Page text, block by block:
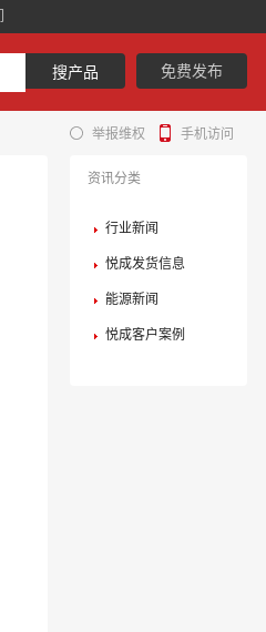
搜产品 免费发布
手机访问
举报维权
资讯分类
行业新闻
悦成发货信息
能源新闻
悦成客户案例